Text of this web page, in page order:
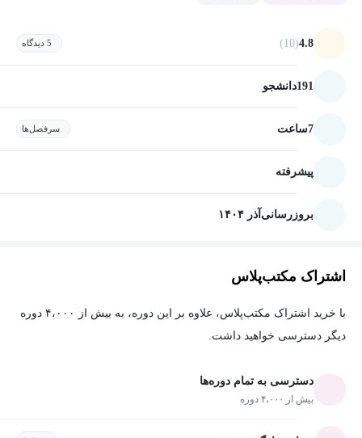
4.8
(10) 5 دیدگاه
191دانشجو
7ساعت سرفصل‌ها
پیشرفته
بروزرسانی آذر ۱۴۰۴
اشتراک مکتب‌پلاس
با خرید اشتراک مکتب‌پلاس، علاوه بر این دوره، به بیش از ۴،۰۰۰ دوره
دیگر دسترسی خواهید داشت.
دسترسی به تمام دوره‌ها
بیش از ۴،۰۰۰ دوره